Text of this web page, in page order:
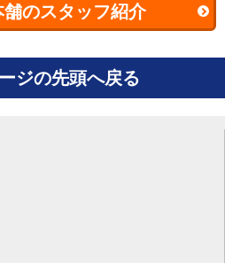
のスタッフ紹介
ジの先頭へ戻る